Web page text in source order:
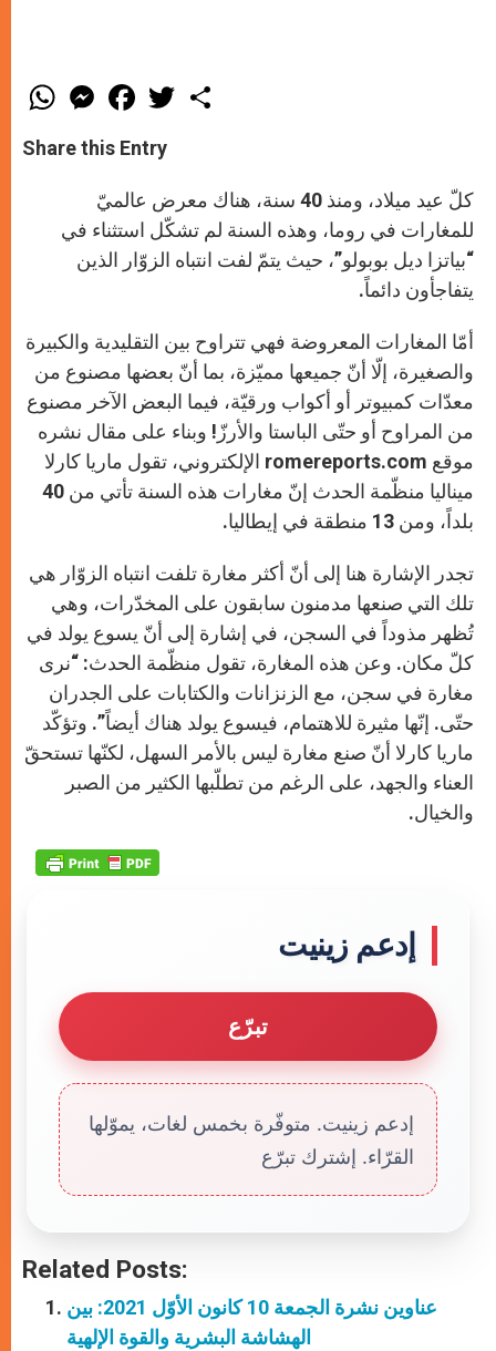
W
h
t
s
M
e
s
e
g
e
r
F
a
e
b
o
k
w
Share this Entry
كلّ عيد ميلاد، ومنذ 40 سنة، هناك معرض عالميّ
للمغارات في روما، وهذه السنة لم تشكّل استثناء في
“بياتزا ديل بوبولو”، حيث يتمّ لفت انتباه الزوّار الذين
يتفاجأون دائماً.
أمّا المغارات المعروضة فهي تتراوح بين التقليدية والكبيرة
والصغيرة، إلّا أنّ جميعها مميّزة، بما أنّ بعضها مصنوع من
معدّات كمبيوتر أو أكواب ورقيّة، فيما البعض الآخر مصنوع
من المراوح أو حتّى الباستا والأرزّ! وبناء على مقال نشره
موقع romereports.com الإلكتروني، تقول ماريا كارلا
ميناليا منظّمة الحدث إنّ مغارات هذه السنة تأتي من 40
بلداً، ومن 13 منطقة في إيطاليا.
تجدر الإشارة هنا إلى أنّ أكثر مغارة تلفت انتباه الزوّار هي
تلك التي صنعها مدمنون سابقون على المخدّرات، وهي
تُظهر مذوداً في السجن، في إشارة إلى أنّ يسوع يولد في
كلّ مكان. وعن هذه المغارة، تقول منظّمة الحدث: “نرى
مغارة في سجن، مع الزنزانات والكتابات على الجدران
حتّى. إنّها مثيرة للاهتمام، فيسوع يولد هناك أيضاً”. وتؤكّد
ماريا كارلا أنّ صنع مغارة ليس بالأمر السهل، لكنّها تستحقّ
العناء والجهد، على الرغم من تطلّبها الكثير من الصبر
والخيال.
إدعم زينيت
تبرّع
إدعم زينيت. متوفّرة بخمس لغات، يموّلها
القرّاء. إشترك تبرّع
Related Posts:
عناوين نشرة الجمعة 10 كانون الأوّل 2021: بين
الهشاشة البشرية والقوة الإلهية